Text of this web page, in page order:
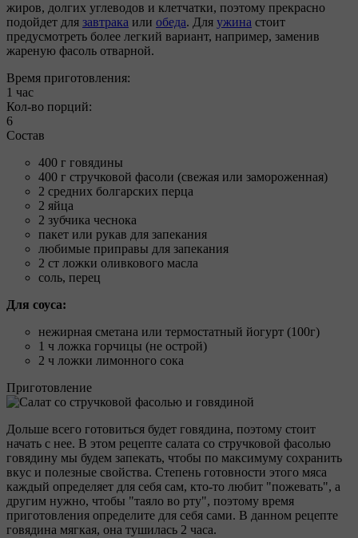
жиров, долгих углеводов и клетчатки, поэтому прекрасно
подойдет для завтрака или обеда. Для ужина стоит
предусмотреть более легкий вариант, например, заменив
жареную фасоль отварной.
Время приготовления:
1 час
Кол-во порций:
6
Состав
400 г говядины
400 г стручковой фасоли (свежая или замороженная)
2 средних болгарских перца
2 яйца
2 зубчика чеснока
пакет или рукав для запекания
любимые приправы для запекания
2 ст ложки оливкового масла
соль, перец
Для соуса:
нежирная сметана или термостатный йогурт (100г)
1 ч ложка горчицы (не острой)
2 ч ложки лимонного сока
Приготовление
Дольше всего готовиться будет говядина, поэтому стоит
начать с нее. В этом рецепте салата со стручковой фасолью
говядину мы будем запекать, чтобы по максимуму сохранить
вкус и полезные свойства. Степень готовности этого мяса
каждый определяет для себя сам, кто-то любит "пожевать", а
другим нужно, чтобы "таяло во рту", поэтому время
приготовления определите для себя сами. В данном рецепте
говядина мягкая, она тушилась 2 часа.